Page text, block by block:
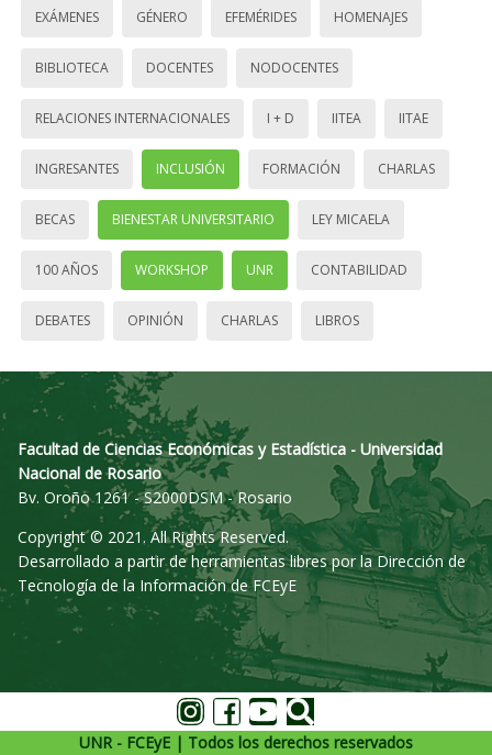
EXÁMENES GÉNERO EFEMÉRIDES HOMENAJES
BIBLIOTECA DOCENTES NODOCENTES
RELACIONES INTERNACIONALES I + D IITEA IITAE
INGRESANTES INCLUSIÓN FORMACIÓN CHARLAS
BECAS BIENESTAR UNIVERSITARIO LEY MICAELA
100 AÑOS WORKSHOP UNR CONTABILIDAD
DEBATES OPINIÓN CHARLAS LIBROS
Facultad de Ciencias Económicas y Estadística - Universidad
Nacional de Rosario
Bv. Oroño 1261 - S2000DSM - Rosario
Copyright © 2021. All Rights Reserved.
Desarrollado a partir de herramientas libres por la Dirección de
Tecnología de la Información de FCEyE
UNR - FCEyE | Todos los derechos reservados